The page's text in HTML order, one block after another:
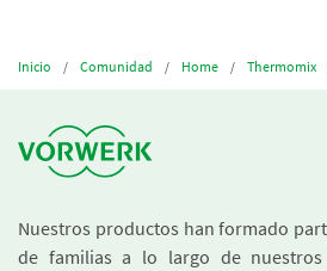
Inicio Comunidad Home Thermomix
Nuestros productos han formado
de familias a lo largo de